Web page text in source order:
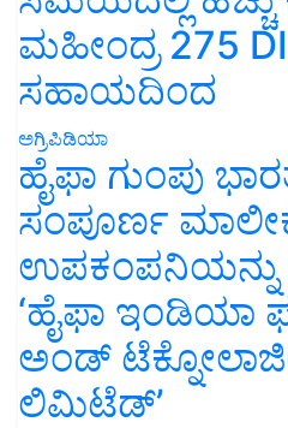
ಮಹೀಂದ್ರ 275
ಸಹಾಯದಿಂದ
ಅಗ್ರಿಪಿಡಿಯಾ
ಹೈಫಾ ಗುಂಪು
ಸಂಪೂರ್ಣ
ಉಪಕಂಪನಿಯನ್ನು
‘ಹೈಫಾ ಇಂಡಿಯಾ
ಅಂಡ್
ಲಿಮಿಟೆಡ್’